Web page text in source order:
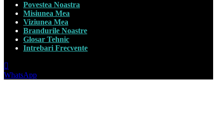
Povestea Noastra
Misiunea Mea
Viziunea Mea
Brandurile Noastre
Glosar Tehnic
Intrebari Frecvente
WhatsApp